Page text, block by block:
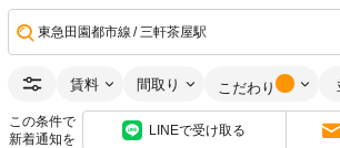
東急田園都市線 三軒茶屋駅
賃料 間取り こだわり
この条件で
新着通知を
LINEで受け取る
画像：20枚
1LDK 48.29m2 2階
空室状況をお問い合わせ